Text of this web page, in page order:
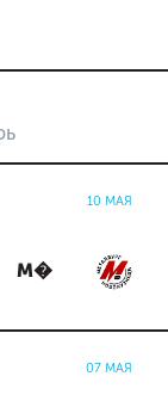
10 МАЯ
М�
07 МАЯ